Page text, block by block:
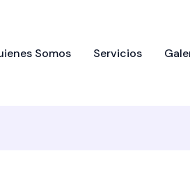
Somos Servicios